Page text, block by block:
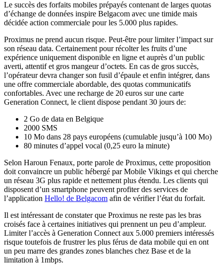
Le succès des forfaits mobiles prépayés contenant de larges quotas
d’échange de données inspire Belgacom avec une timide mais
décidée action commerciale pour les 5.000 plus rapides.
Proximus ne prend aucun risque. Peut-être pour limiter l’impact sur
son réseau data. Certainement pour récolter les fruits d’une
expérience uniquement disponible en ligne et auprès d’un public
averti, attentif et gros mangeur d’octets. En cas de gros succès,
l’opérateur devra changer son fusil d’épaule et enfin intégrer, dans
une offre commerciale abordable, des quotas communicatifs
confortables. Avec une recharge de 20 euros sur une carte
Generation Connect, le client dispose pendant 30 jours de:
2 Go de data en Belgique
2000 SMS
10 Mo dans 28 pays européens (cumulable jusqu’à 100 Mo)
80 minutes d’appel vocal (0,25 euro la minute)
Selon Haroun Fenaux, porte parole de Proximus, cette proposition
doit convaincre un public hébergé par Mobile Vikings et qui cherche
un réseau 3G plus rapide et nettement plus étendu. Les clients qui
disposent d’un smartphone peuvent profiter des services de
l’application Hello! de Belgacom afin de vérifier l’état du forfait.
Il est intéressant de constater que Proximus ne reste pas les bras
croisés face à certaines initiatives qui prennent un peu d’ampleur.
Limiter l’accès à Generation Connect aux 5.000 premiers intéressés
risque toutefois de frustrer les plus férus de data mobile qui en ont
un peu marre des grandes zones blanches chez Base et de la
limitation à 1mbps.